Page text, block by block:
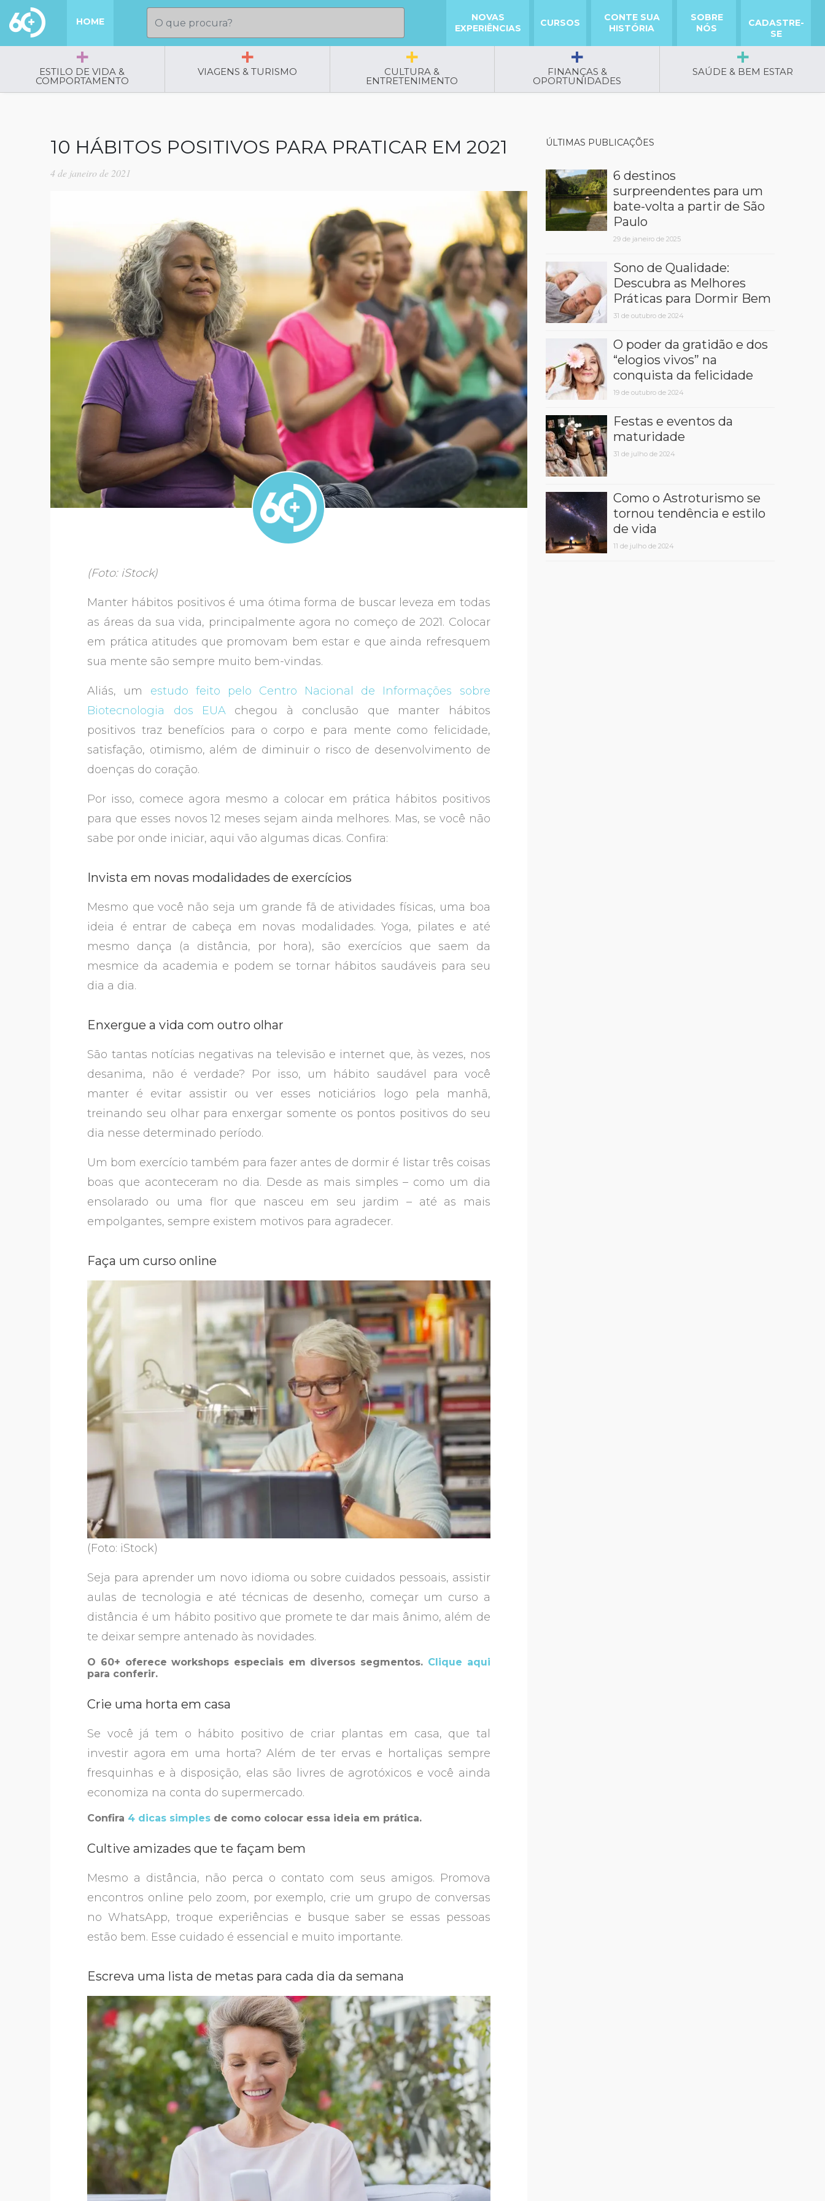
HOME
NOVAS
EXPERIÊNCIAS
CURSOS
CONTE SUA
HISTÓRIA
SOBRE
NÓS
CADASTRE-
SE
ESTILO DE VIDA &
COMPORTAMENTO
VIAGENS & TURISMO CULTURA &
ENTRETENIMENTO
FINANÇAS &
OPORTUNIDADES
SAÚDE & BEM ESTAR
10 HÁBITOS POSITIVOS PARA PRATICAR EM 2021
4 de janeiro de 2021
(Foto: iStock)
Manter hábitos positivos é uma ótima forma de buscar leveza em todas
as áreas da sua vida, principalmente agora no começo de 2021. Colocar
em prática atitudes que promovam bem estar e que ainda refresquem
sua mente são sempre muito bem-vindas.
Aliás, um estudo feito pelo Centro Nacional de Informações sobre
Biotecnologia dos EUA chegou à conclusão que manter hábitos
positivos traz benefícios para o corpo e para mente como felicidade,
satisfação, otimismo, além de diminuir o risco de desenvolvimento de
doenças do coração.
Por isso, comece agora mesmo a colocar em prática hábitos positivos
para que esses novos 12 meses sejam ainda melhores. Mas, se você não
sabe por onde iniciar, aqui vão algumas dicas. Confira:
Invista em novas modalidades de exercícios
Mesmo que você não seja um grande fã de atividades físicas, uma boa
ideia é entrar de cabeça em novas modalidades. Yoga, pilates e até
mesmo dança (a distância, por hora), são exercícios que saem da
mesmice da academia e podem se tornar hábitos saudáveis para seu
dia a dia.
Enxergue a vida com outro olhar
São tantas notícias negativas na televisão e internet que, às vezes, nos
desanima, não é verdade? Por isso, um hábito saudável para você
manter é evitar assistir ou ver esses noticiários logo pela manhã,
treinando seu olhar para enxergar somente os pontos positivos do seu
dia nesse determinado período.
Um bom exercício também para fazer antes de dormir é listar três coisas
boas que aconteceram no dia. Desde as mais simples – como um dia
ensolarado ou uma flor que nasceu em seu jardim – até as mais
empolgantes, sempre existem motivos para agradecer.
Faça um curso online
(Foto: iStock)
Seja para aprender um novo idioma ou sobre cuidados pessoais, assistir
aulas de tecnologia e até técnicas de desenho, começar um curso a
distância é um hábito positivo que promete te dar mais ânimo, além de
te deixar sempre antenado às novidades.
O 60+ oferece workshops especiais em diversos segmentos. Clique aqui
para conferir.
Crie uma horta em casa
Se você já tem o hábito positivo de criar plantas em casa, que tal
investir agora em uma horta? Além de ter ervas e hortaliças sempre
fresquinhas e à disposição, elas são livres de agrotóxicos e você ainda
economiza na conta do supermercado.
Confira 4 dicas simples de como colocar essa ideia em prática.
Cultive amizades que te façam bem
Mesmo a distância, não perca o contato com seus amigos. Promova
encontros online pelo zoom, por exemplo, crie um grupo de conversas
no WhatsApp, troque experiências e busque saber se essas pessoas
estão bem. Esse cuidado é essencial e muito importante.
Escreva uma lista de metas para cada dia da semana
ÚLTIMAS PUBLICAÇÕES
6 destinos
surpreendentes para um
bate-volta a partir de São
Paulo
29 de janeiro de 2025
Sono de Qualidade:
Descubra as Melhores
Práticas para Dormir Bem
31 de outubro de 2024
O poder da gratidão e dos
“elogios vivos” na
conquista da felicidade
19 de outubro de 2024
Festas e eventos da
maturidade
31 de julho de 2024
Como o Astroturismo se
tornou tendência e estilo
de vida
11 de julho de 2024